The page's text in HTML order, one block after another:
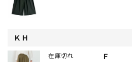
ＫＨ
F
在庫切れ